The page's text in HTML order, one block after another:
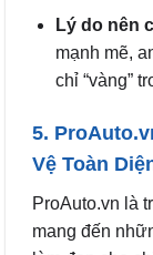
Lý do nên
mạnh mẽ,
chỉ “vàng”
5.
Vệ Toàn
ProAuto.vn là
mang đến